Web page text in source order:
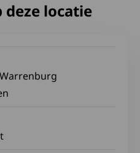
locatie
Warrenburg